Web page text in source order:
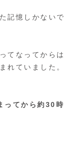
記憶しかないで
てなってからは
れていました。
ってから約30時